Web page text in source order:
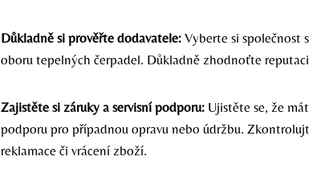
Důkladně si prověřte dodavatele: Vyberte si společnost
oboru tepelných čerpadel. Důkladně zhodnoťte
Zajistěte si záruky a servisní podporu: Ujistěte se, že
podporu pro případnou opravu nebo údržbu.
reklamace či vrácení zboží.